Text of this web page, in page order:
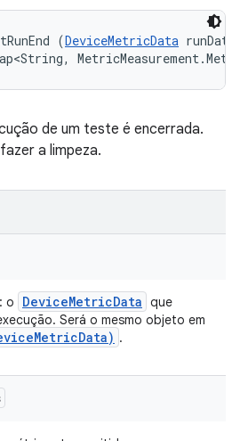
(DeviceMetricData
de um teste é encerrada.
a limpeza.
: o DeviceMetricData que
Será o mesmo objeto em
MetricData) .